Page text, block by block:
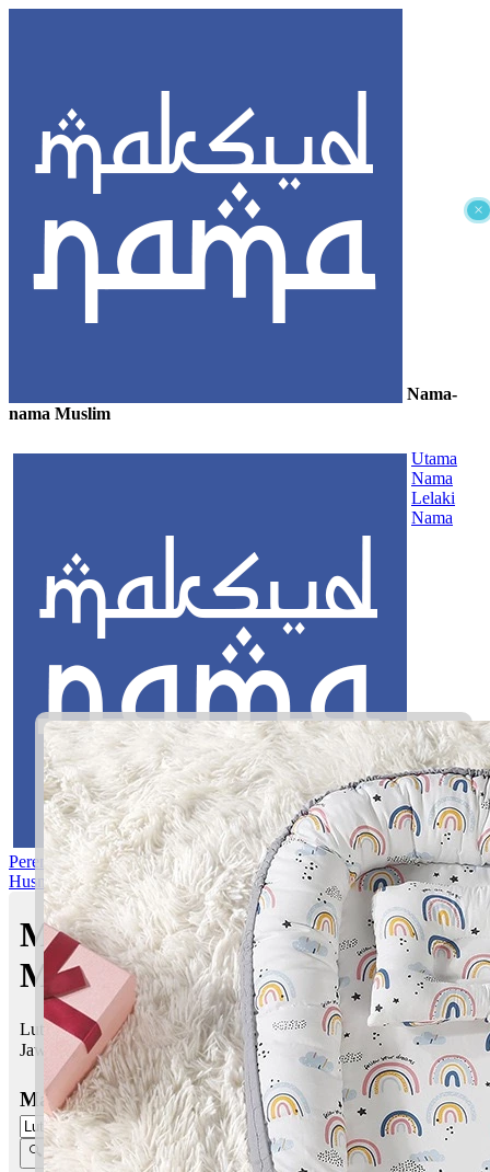
×
Nama-
nama Muslim
Utama
Nama
Lelaki
Nama
Perempuan Nama Pilihan Nama Gabungan Nama RasulAsma’ul
Husna Mom's Club
Maksud nama Luth Aqlan |
Maksud Nama dalam Islam
Luth Aqlan bermaksud Nama nabi; Kebijakan, rasional
Jawi:
لوط عقلان
Masukkan Nama: